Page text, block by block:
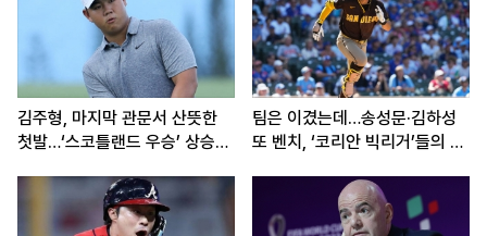
김주형, 마지막 관문서 산뜻한
첫발…‘스코틀랜드 우승’ 상승세
팀은 이겼는데…송성문·김하성
또 벤치, ‘코리안 빅리거’들의 고